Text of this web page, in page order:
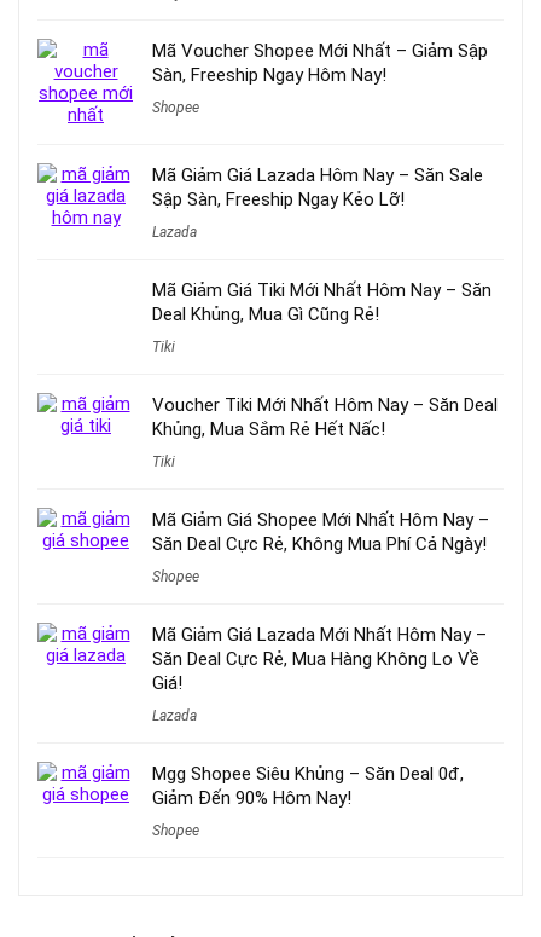
Mã Voucher Shopee Mới Nhất – Giảm Sập
Sàn, Freeship Ngay Hôm Nay!
Shopee
Mã Giảm Giá Lazada Hôm Nay – Săn Sale
Sập Sàn, Freeship Ngay Kẻo Lỡ!
Lazada
Mã Giảm Giá Tiki Mới Nhất Hôm Nay – Săn
Deal Khủng, Mua Gì Cũng Rẻ!
Tiki
Voucher Tiki Mới Nhất Hôm Nay – Săn Deal
Khủng, Mua Sắm Rẻ Hết Nấc!
Tiki
Mã Giảm Giá Shopee Mới Nhất Hôm Nay –
Săn Deal Cực Rẻ, Không Mua Phí Cả Ngày!
Shopee
Mã Giảm Giá Lazada Mới Nhất Hôm Nay –
Săn Deal Cực Rẻ, Mua Hàng Không Lo Về
Giá!
Lazada
Mgg Shopee Siêu Khủng – Săn Deal 0đ,
Giảm Đến 90% Hôm Nay!
Shopee